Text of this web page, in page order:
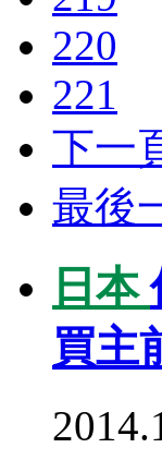
220
221
下一
最後
日本
買主